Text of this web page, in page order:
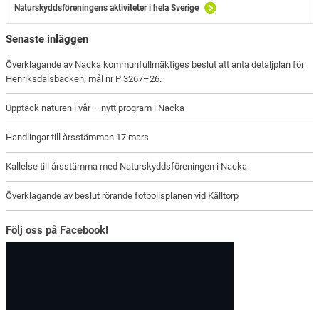
Naturskyddsföreningens aktiviteter i hela Sverige
Senaste inläggen
Överklagande av Nacka kommunfullmäktiges beslut att anta detaljplan för
Henriksdalsbacken, mål nr P 3267–26.
Upptäck naturen i vår – nytt program i Nacka
Handlingar till årsstämman 17 mars
Kallelse till årsstämma med Naturskyddsföreningen i Nacka
Överklagande av beslut rörande fotbollsplanen vid Källtorp
Följ oss på Facebook!